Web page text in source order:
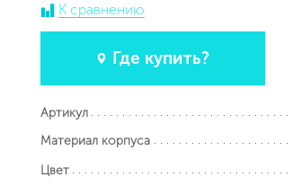
К сравнению
Где купить?
Артикул
Материал корпуса
Цвет